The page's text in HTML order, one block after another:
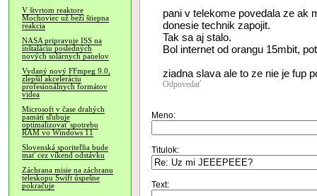
V štvrtom reaktore
Mochoviec už beží štiepna
reakcia
NASA pripravuje ISS na
inštaláciu posledných
nových solárnych panelov
Vydaný nový FFmpeg 9.0,
zlepšil akceleráciu
profesionálnych formátov
videa
Microsoft v čase drahých
pamätí sľubuje
optimalizovať spotrebu
RAM vo Windows 11
Slovenská sporiteľňa bude
mať cez víkend odstávku
Záchrana misie na záchranu
teleskopu Swift úspešne
pokračuje
pani v telekome povedala ze ak
donesie technik zapojit.
Tak sa aj stalo.
Bol internet od orangu 15mbit,
ziadna slava ale to ze nie je fup
Odpovedať
Meno:
Titulok:
Text: